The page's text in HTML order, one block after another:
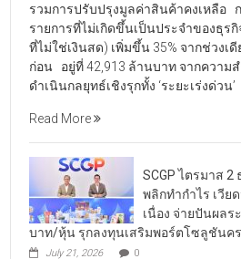
รวมการปรับปรุงมูลค่าสินค้าคงเหลือ
รายการที่ไม่เกิดขึ้นเป็นประจำของธุร
ที่ไม่ใช่เงินสด) เพิ่มขึ้น 35% จากช่วงเ
ก่อน อยู่ที่ 42,913 ล้านบาท จากความส
ดำเนินกลยุทธ์เชิงรุกทั้ง ‘ระยะเร่งด่วน’
Read More
SCGP ไตรมาส
พลิกทำกำไร เวีย
เนื่อง จ่ายปันผลร
บาท/หุ้น รุกลงทุนเสริมพอร์ตโซลูชันค
July 21, 2026 0